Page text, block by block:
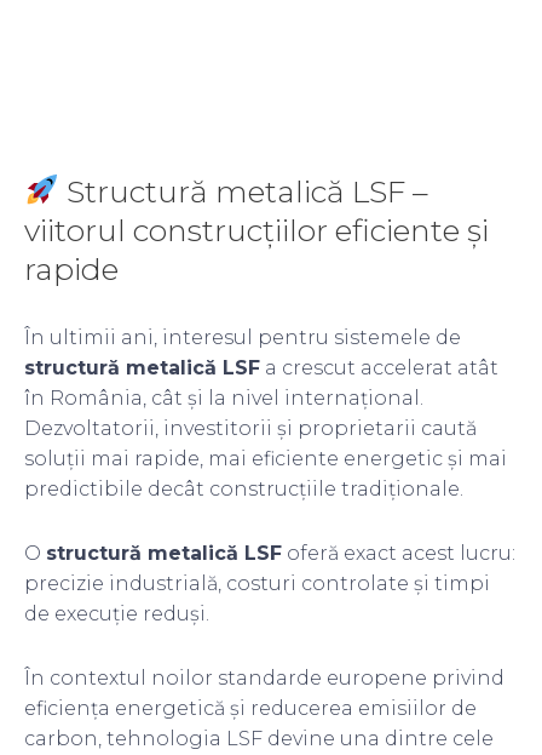
Structură metalică LSF –
viitorul construcțiilor eficiente și
rapide
În ultimii ani, interesul pentru sistemele de
structură metalică LSF a crescut accelerat atât
în România, cât și la nivel internațional.
Dezvoltatorii, investitorii și proprietarii caută
soluții mai rapide, mai eficiente energetic și mai
predictibile decât construcțiile tradiționale.
O structură metalică LSF oferă exact acest lucru:
precizie industrială, costuri controlate și timpi
de execuție reduși.
În contextul noilor standarde europene privind
eficiența energetică și reducerea emisiilor de
carbon, tehnologia LSF devine una dintre cele